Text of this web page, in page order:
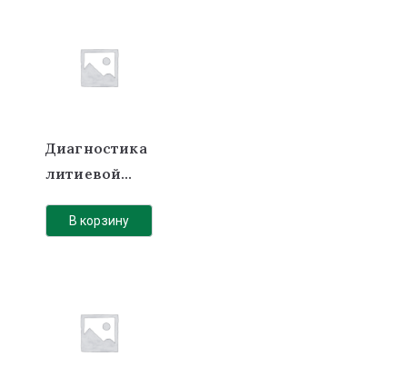
Диагностика
литиевой
В корзину